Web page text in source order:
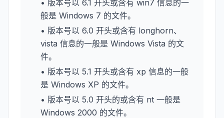
• 版本号以 6.1 开头或含有 win7 信息的一
般是 Windows 7 的文件。
• 版本号以 6.0 开头或含有 longhorn、
vista 信息的一般是 Windows Vista 的文
件。
• 版本号以 5.1 开头或含有 xp 信息的一般
是 Windows XP 的文件。
• 版本号以 5.0 开头的或含有 nt 一般是
Windows 2000 的文件。